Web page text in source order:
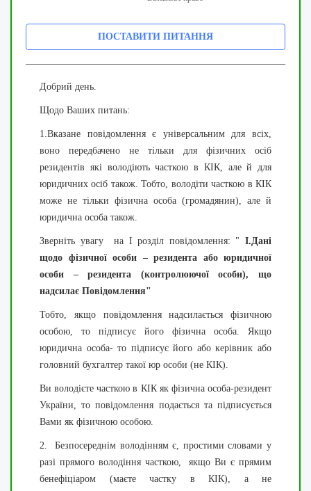
ПОСТАВИТИ ПИТАННЯ
Добрий день.
Щодо Ваших питань:
1.Вказане повідомлення є універсальним для всіх,
воно передбачено не тільки для фізичних осіб
резидентів які володіють часткою в КІК, але й для
юридичних осіб також. Тобто, володіти часткою в КІК
може не тільки фізична особа (громадянин), але й
юридична особа також.
Зверніть увагу на І розділ повідомлення: " I.Дані
щодо фізичної особи – резидента або юридичної
особи – резидента (контролюючої особи), що
надсилає Повідомлення"
Тобто, якщо повідомлення надсилається фізичною
особою, то підписує його фізична особа. Якщо
юридична особа- то підписує його або керівник або
головний бухгалтер такої юр особи (не КІК).
Ви володієте часткою в КІК як фізична особа-резидент
України, то повідомлення подається та підписується
Вами як фізичною особою.
2. Безпосереднім володінням є, простими словами у
разі прямого володіння часткою, якщо Ви є прямим
бенефіціаром (маєте частку в КІК), а не